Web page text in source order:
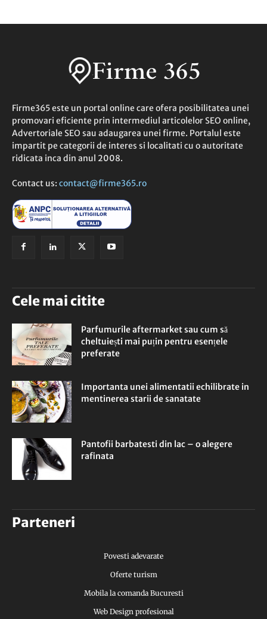
Firme365 este un portal online care ofera posibilitatea unei
promovari eficiente prin intermediul articolelor SEO online,
Advertoriale SEO sau adaugarea unei firme. Portalul este
impartit pe categorii de interes si localitati cu o autoritate
ridicata inca din anul 2008.
Contact us: contact@firme365.ro
Cele mai citite
Parfumurile aftermarket sau cum să
cheltuiești mai puțin pentru esențele
preferate
Importanta unei alimentatii echilibrate in
mentinerea starii de sanatate
Pantofii barbatesti din lac – o alegere
rafinata
Parteneri
Povesti adevarate
Oferte turism
Mobila la comanda Bucuresti
Web Design profesional